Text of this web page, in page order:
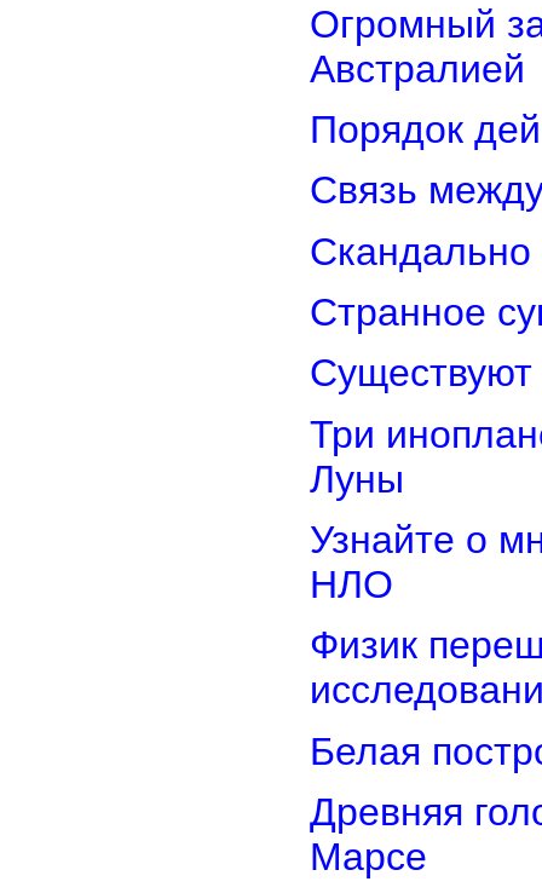
Огромный
Австралией
Порядок
Связь
Странное
Три
Луны
Узнайте о
НЛО
Физик
Белая
Древняя
Марсе